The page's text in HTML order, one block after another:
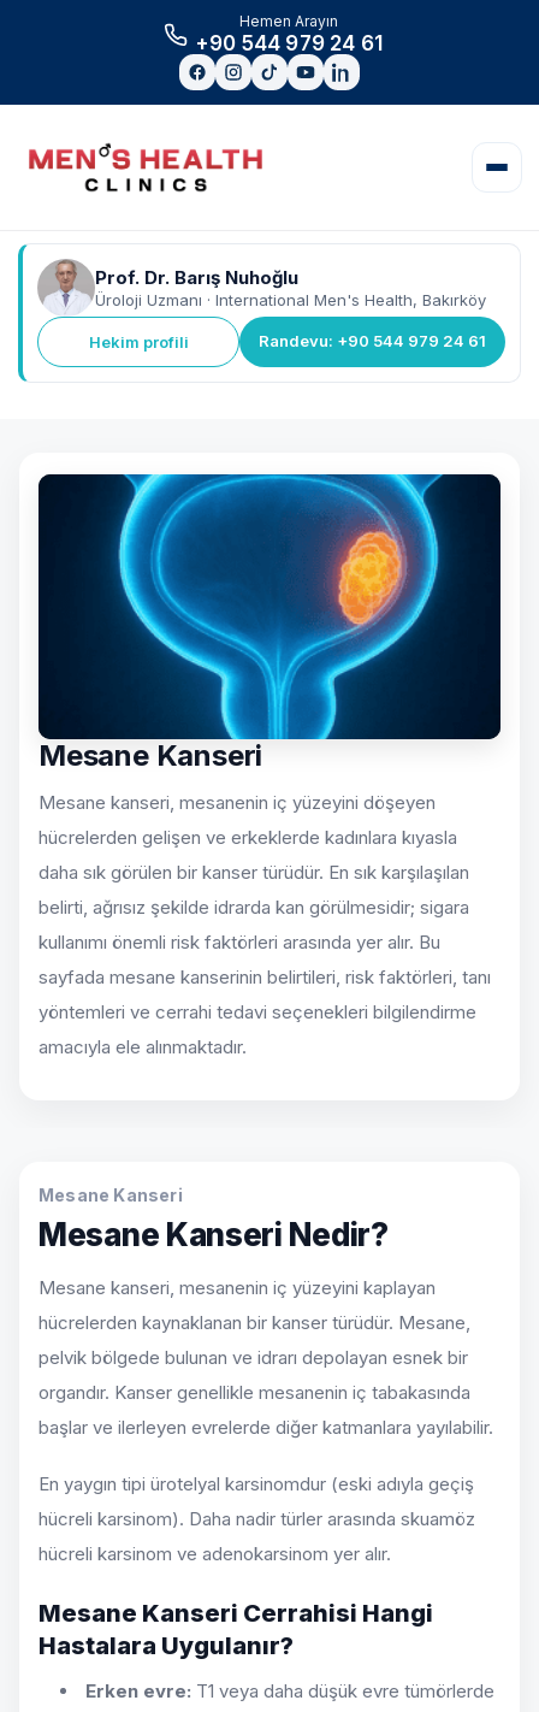
Hemen Arayın
+90 544 979 24 61
Prof. Dr. Barış Nuhoğlu
Üroloji Uzmanı · International Men's Health, Bakırköy
Hekim profili Randevu: +90 544 979 24 61
Mesane Kanseri
Mesane kanseri, mesanenin iç yüzeyini döşeyen
hücrelerden gelişen ve erkeklerde kadınlara kıyasla
daha sık görülen bir kanser türüdür. En sık karşılaşılan
belirti, ağrısız şekilde idrarda kan görülmesidir; sigara
kullanımı önemli risk faktörleri arasında yer alır. Bu
sayfada mesane kanserinin belirtileri, risk faktörleri, tanı
yöntemleri ve cerrahi tedavi seçenekleri bilgilendirme
amacıyla ele alınmaktadır.
Mesane Kanseri
Mesane Kanseri Nedir?
Mesane kanseri, mesanenin iç yüzeyini kaplayan
hücrelerden kaynaklanan bir kanser türüdür. Mesane,
pelvik bölgede bulunan ve idrarı depolayan esnek bir
organdır. Kanser genellikle mesanenin iç tabakasında
başlar ve ilerleyen evrelerde diğer katmanlara yayılabilir.
En yaygın tipi ürotelyal karsinomdur (eski adıyla geçiş
hücreli karsinom). Daha nadir türler arasında skuamöz
hücreli karsinom ve adenokarsinom yer alır.
Mesane Kanseri Cerrahisi Hangi
Hastalara Uygulanır?
Erken evre: T1 veya daha düşük evre tümörlerde